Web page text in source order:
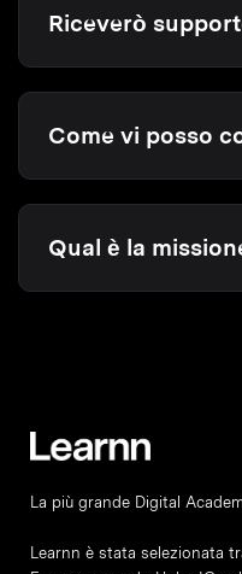
Riceverò
Come vi posso
Qual è la
La più grande Digital
Learnn è stata selezionata